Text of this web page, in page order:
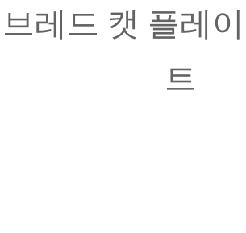
브레드 캣 플레
트